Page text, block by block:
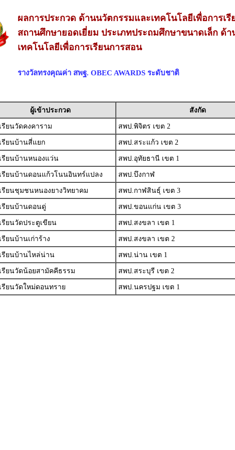
ผลการประกวด ด้านนวัตกรรมและเทคโนโลยีเพื่อการเ
สถานศึกษายอดเยี่ยม ประเภทประถมศึกษาขนาดเล็ก ด้
เทคโนโลยีเพื่อการเรียนการสอน
รางวัลทรงคุณค่า สพฐ. OBEC AWARDS ระดับชาติ
ผู้เข้าประกวด สังกัด
รียนวัดคงคาราม สพป.พิจิตร เขต 2
รียนบ้านสี่แยก สพป.สระแก้ว เขต 2
รียนบ้านหนองแว่น สพป.อุทัยธานี เขต 1
รียนบ้านดอนแก้วโนนอินทร์แปลง สพป.บึงกาฬ
รียนชุมชนหนองยางวิทยาคม สพป.กาฬสินธุ์ เขต 3
รียนบ้านดอนดู่ สพป.ขอนแก่น เขต 3
รียนวัดประตูเขียน สพป.สงขลา เขต 1
รียนบ้านเก่าร้าง สพป.สงขลา เขต 2
รียนบ้านไหล่น่าน สพป.น่าน เขต 1
รียนวัดน้อยสามัคคีธรรม สพป.สระบุรี เขต 2
รียนวัดใหม่ดอนทราย สพป.นครปฐม เขต 1